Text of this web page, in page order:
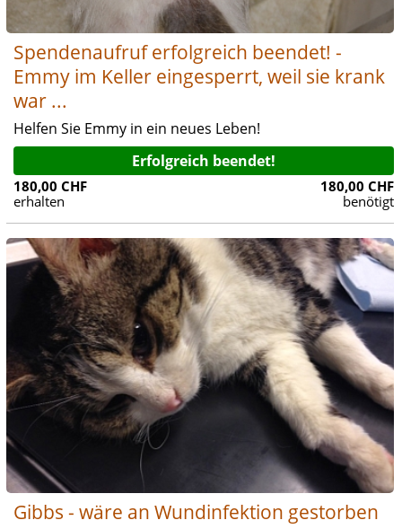
Spendenaufruf erfolgreich beendet! -
Emmy im Keller eingesperrt, weil sie krank
war ...
Helfen Sie Emmy in ein neues Leben!
Erfolgreich beendet!
180,00 CHF
erhalten
180,00 CHF
benötigt
Gibbs - wäre an Wundinfektion gestorben